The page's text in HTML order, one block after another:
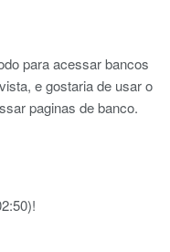
para acessar bancos
e gostaria de usar o
paginas de banco.